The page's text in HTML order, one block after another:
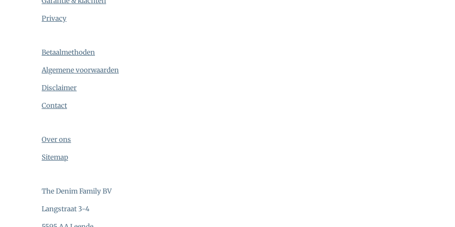
Privacy
Betaalmethoden
Algemene voorwaarden
Disclaimer
Contact
Over ons
Sitemap
The Denim Family BV
Langstraat 3-4